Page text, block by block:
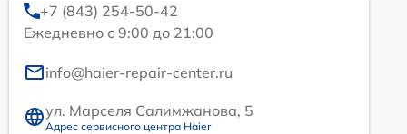
+7 (843) 254-50-42
Ежедневно с 9:00 до 21:00
info@haier-repair-center.ru
ул. Марселя Салимжанова, 5
Адрес сервисного центра Haier